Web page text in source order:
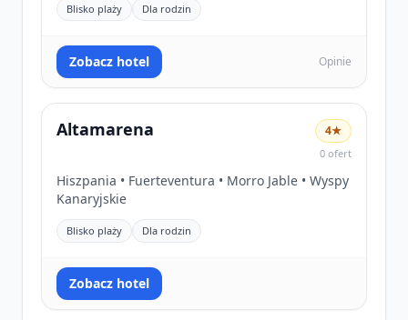
Blisko plaży Dla rodzin
Zobacz hotel Opinie
Altamarena 4★
0 ofert
Hiszpania • Fuerteventura • Morro Jable • Wyspy
Kanaryjskie
Blisko plaży Dla rodzin
Zobacz hotel